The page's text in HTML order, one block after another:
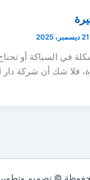
21 ديسمبر، 2025
في السباكة أو
فلا شك أن شركة دار